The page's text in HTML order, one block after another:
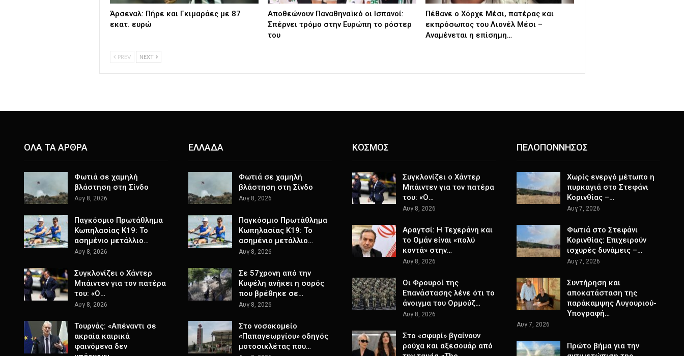
Άρσεναλ: Πήρε και Γκιμαράες με 87
εκατ. ευρώ
Αποθεώνουν Παναθηναϊκό οι Ισπανοί:
Σπέρνει τρόμο στην Ευρώπη το ρόστερ
του
Πέθανε ο Χόρχε Μέσι, πατέρας και
εκπρόσωπος του Λιονέλ Μέσι –
Αναμένεται η επίσημη…
PREV NEXT
ΟΛΑ ΤΑ ΑΡΘΡΑ
Φωτιά σε χαμηλή
βλάστηση στη Σίνδο
Αυγ 8, 2026
Παγκόσμιο Πρωτάθλημα
Κωπηλασίας Κ19: Το
ασημένιο μετάλλιο…
Αυγ 8, 2026
Συγκλονίζει ο Χάντερ
Μπάιντεν για τον πατέρα
του: «Ο…
Αυγ 8, 2026
Τουρνάς: «Απέναντι σε
ακραία καιρικά
φαινόμενα δεν
ΕΛΛΑΔΑ
Φωτιά σε χαμηλή
βλάστηση στη Σίνδο
Αυγ 8, 2026
Παγκόσμιο Πρωτάθλημα
Κωπηλασίας Κ19: Το
ασημένιο μετάλλιο…
Αυγ 8, 2026
Σε 57χρονη από την
Κυψέλη ανήκει η σορός
που βρέθηκε σε…
Αυγ 8, 2026
Στο νοσοκομείο
«Παπαγεωργίου» οδηγός
μοτοσικλέτας που…
ΚΟΣΜΟΣ
Συγκλονίζει ο Χάντερ
Μπάιντεν για τον πατέρα
του: «Ο…
Αυγ 8, 2026
Αραγτσί: Η Τεχεράνη και
το Ομάν είναι «πολύ
κοντά» στην…
Αυγ 8, 2026
Οι Φρουροί της
Επανάστασης λένε ότι το
άνοιγμα του Ορμούζ…
Αυγ 8, 2026
Στο «σφυρί» βγαίνουν
ρούχα και αξεσουάρ από
ΠΕΛΟΠΟΝΝΗΣΟΣ
Χωρίς ενεργό μέτωπο η
πυρκαγιά στο Στεφάνι
Κορινθίας –…
Αυγ 7, 2026
Φωτιά στο Στεφάνι
Κορινθίας: Επιχειρούν
ισχυρές δυνάμεις –…
Αυγ 7, 2026
Συντήρηση και
αποκατάσταση της
παράκαμψης Λυγουριού-
Υπογραφή…
Αυγ 7, 2026
Πρώτο βήμα για την